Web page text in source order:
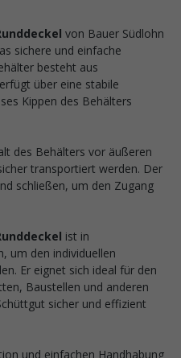
von Bauer Südlohn
sichere und einfache
besteht aus
über eine stabile
Kippen des Behälters
des Behälters vor äußeren
transportiert werden. Der
schließen, um den Zugang
ist in
um den individuellen
Er eignet sich ideal für den
Baustellen und anderen
sicher und effizient
und einfachen Handhabung